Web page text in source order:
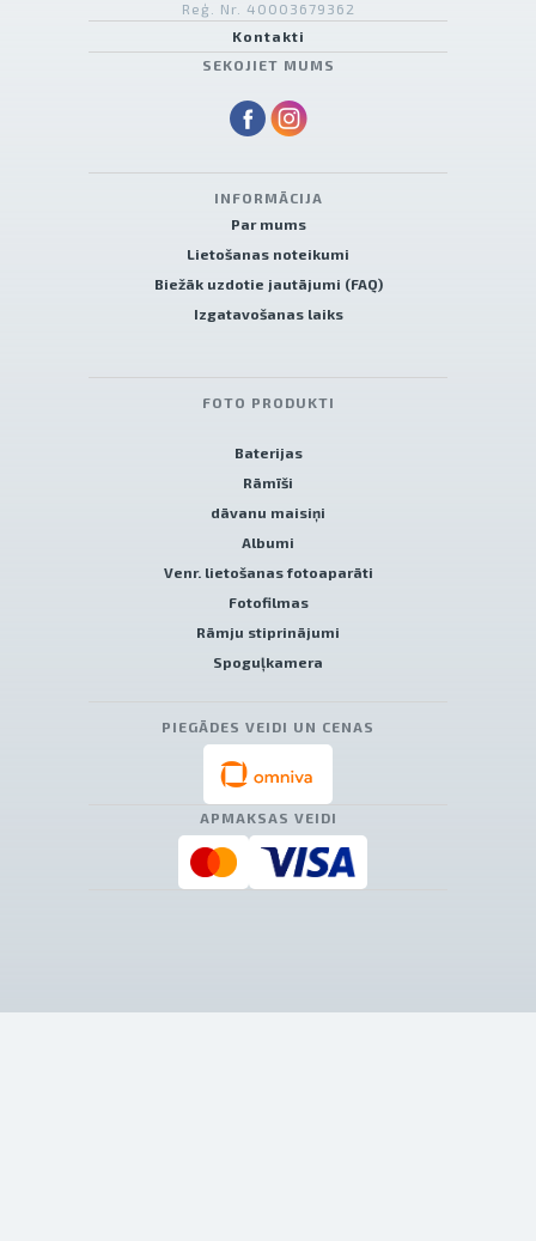
Reģ. Nr. 40003679362
Kontakti
SEKOJIET MUMS
INFORMĀCIJA
Par mums
Lietošanas noteikumi
Biežāk uzdotie jautājumi (FAQ)
Izgatavošanas laiks
FOTO PRODUKTI
Baterijas
Rāmīši
dāvanu maisiņi
Albumi
Venr. lietošanas fotoaparāti
Fotofilmas
Rāmju stiprinājumi
Spoguļkamera
PIEGĀDES VEIDI UN CENAS
APMAKSAS VEIDI